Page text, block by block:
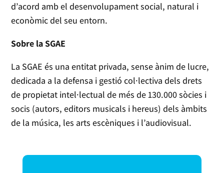
d’acord amb el desenvolupament social, natural i
econòmic del seu entorn.
Sobre la SGAE
La SGAE és una entitat privada, sense ànim de lucre,
dedicada a la defensa i gestió col·lectiva dels drets
de propietat intel·lectual de més de 130.000 sòcies i
socis (autors, editors musicals i hereus) dels àmbits
de la música, les arts escèniques i l’audiovisual.